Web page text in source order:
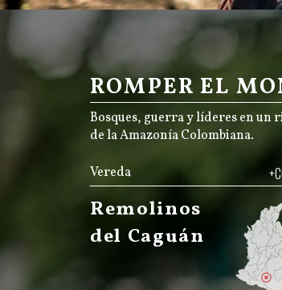
ROMPER EL
Bosques, guerra y líderes en un
de la Amazonía Colombiana.
Vereda
Remolinos
del Caguán